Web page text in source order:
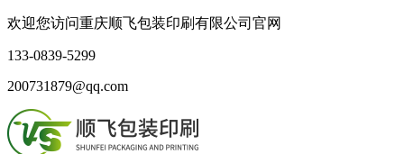
欢迎您访问重庆顺飞包装印刷有限公司官网
133-0839-5299
200731879@qq.com